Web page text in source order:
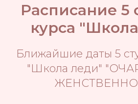
Расписание 5
курса
Ближайшие даты 5
"Школа леди"